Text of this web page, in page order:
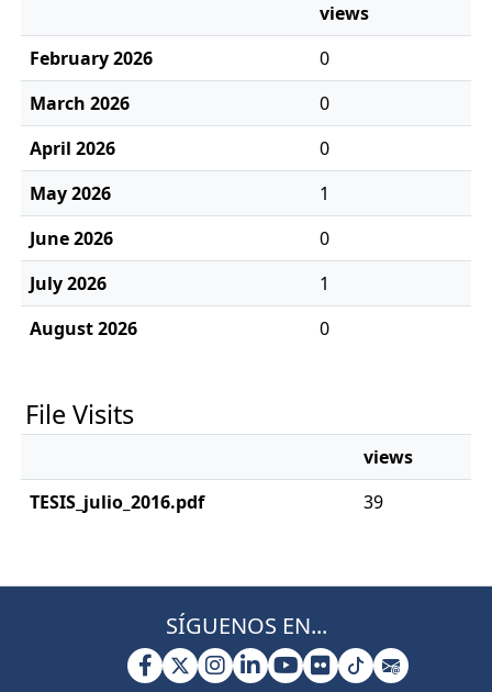
views
February 2026
0
March 2026
0
April 2026
0
May 2026
1
June 2026
0
July 2026
1
August 2026
0
File Visits
views
TESIS_julio_2016.pdf
39
SÍGUENOS EN...